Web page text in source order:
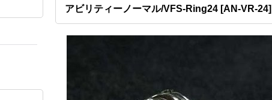
アビリティーノーマル/VFS-Ring24 [AN-VR-24]